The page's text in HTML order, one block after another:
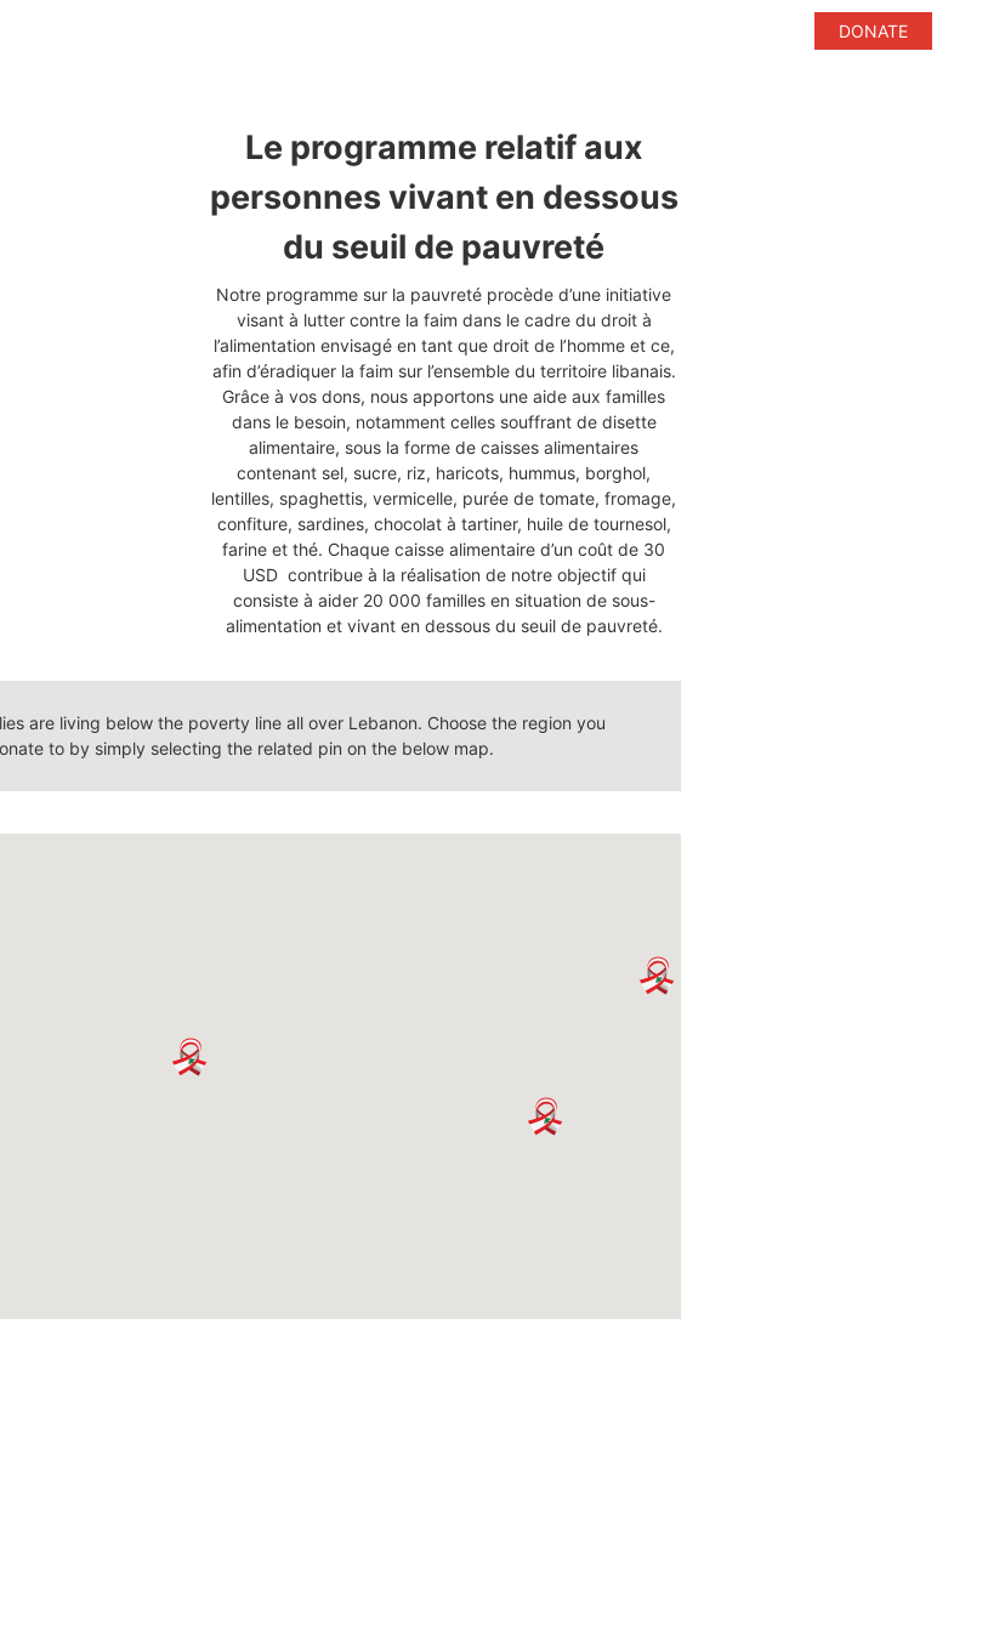
DONATE
Le programme relatif aux
personnes vivant en dessous
du seuil de pauvreté
Notre programme sur la pauvreté procède d’une initiative
visant à lutter contre la faim dans le cadre du droit à
l’alimentation envisagé en tant que droit de l’homme et ce,
afin d’éradiquer la faim sur l’ensemble du territoire libanais.
Grâce à vos dons, nous apportons une aide aux familles
dans le besoin, notamment celles souffrant de disette
alimentaire, sous la forme de caisses alimentaires
contenant sel, sucre, riz, haricots, hummus, borghol,
lentilles, spaghettis, vermicelle, purée de tomate, fromage,
confiture, sardines, chocolat à tartiner, huile de tournesol,
farine et thé. Chaque caisse alimentaire d’un coût de 30
USD contribue à la réalisation de notre objectif qui
consiste à aider 20 000 familles en situation de sous-
alimentation et vivant en dessous du seuil de pauvreté.
are living below the poverty line all over Lebanon. Choose the region you
to by simply selecting the related pin on the below map.